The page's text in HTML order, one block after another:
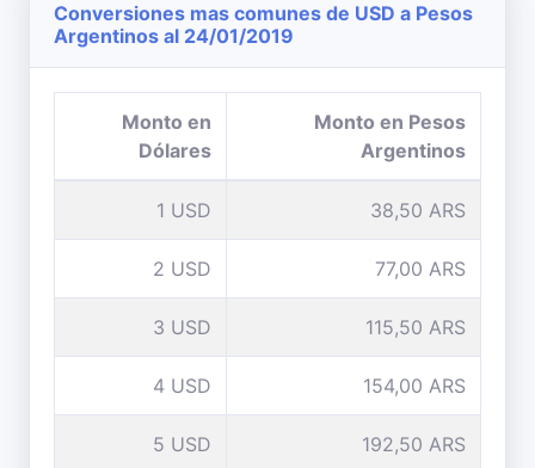
Conversiones mas comunes de USD a Pesos
Argentinos al 24/01/2019
Monto en
Dólares
Monto en Pesos
Argentinos
1 USD 38,50 ARS
2 USD 77,00 ARS
3 USD 115,50 ARS
4 USD 154,00 ARS
5 USD 192,50 ARS